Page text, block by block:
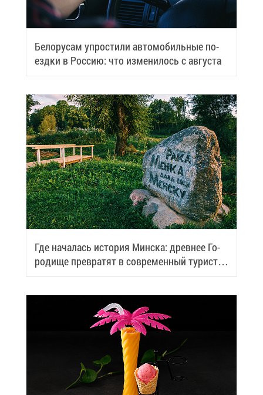
Бе­ло­ру­сам упро­сти­ли ав­то­мо­биль­ные по­
езд­ки в Рос­сию: что из­ме­ни­лось с ав­гу­ста
Где на­ча­лась ис­то­рия Мин­ска: древ­нее Го­
ро­ди­ще пре­вра­тят в со­вре­мен­ный ту­ри­сти­
че­ский центр